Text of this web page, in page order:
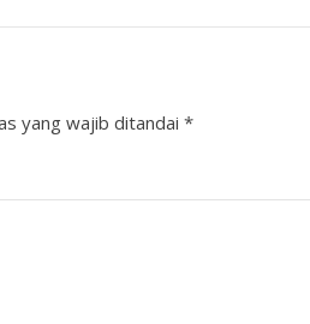
yang wajib ditandai *